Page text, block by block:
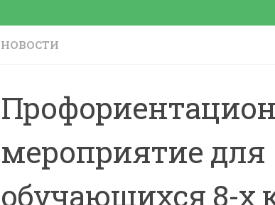
НОВОСТИ
мероприятие для
обучающихся 8-х